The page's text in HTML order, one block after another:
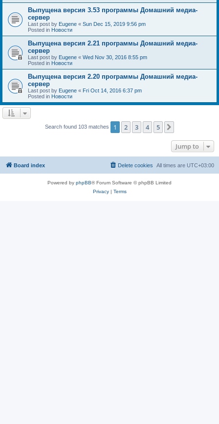
Выпущена версия 3.53 программы Домашний медиа-
сервер
Last post by Eugene « Sun Dec 15, 2019 9:56 pm
Posted in Новости
Выпущена версия 2.21 программы Домашний медиа-
сервер
Last post by Eugene « Wed Nov 30, 2016 8:55 pm
Posted in Новости
Выпущена версия 2.20 программы Домашний медиа-
сервер
Last post by Eugene « Fri Oct 14, 2016 6:37 pm
Posted in Новости
Search found 103 matches 1 2 3 4 5
Jump to
Board index All times are UTC+03:00
Delete cookies
Powered by phpBB® Forum Software © phpBB Limited
Privacy| Terms